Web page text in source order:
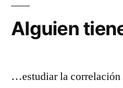
Alguien
…estudiar la correlación